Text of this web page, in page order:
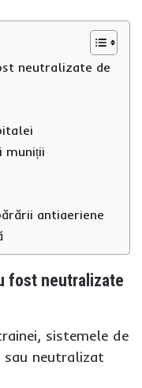
neutralizate de
muniții
antiaeriene
fost neutralizate
sistemele de
sau neutralizat